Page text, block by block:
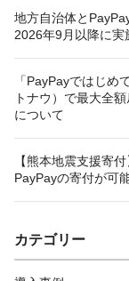
地方自治体と
2026年9月以降に実
「PayPayではじめ
トナウ）で最大全
について
【熊本地震支援寄
PayPayの寄付が可
カテゴリー